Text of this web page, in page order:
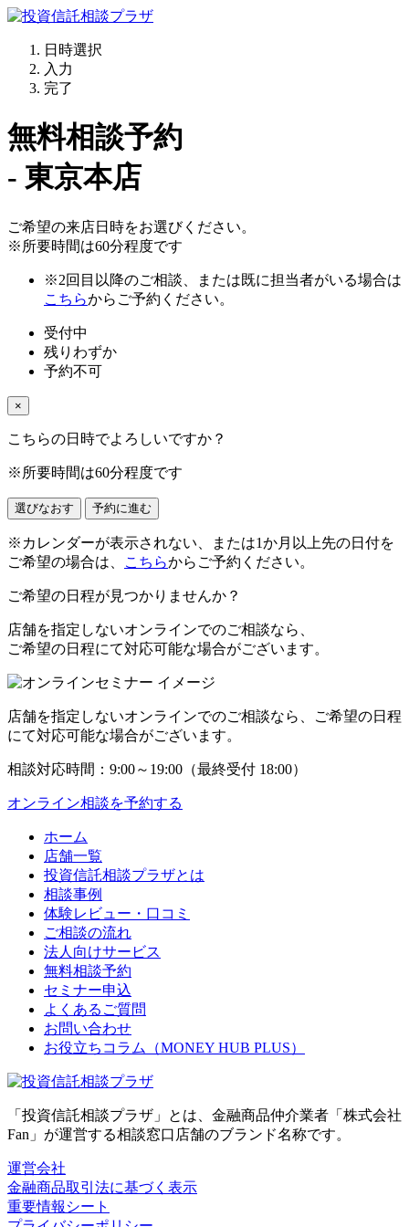
日時選択
入力
完了
無料相談予約
- 東京本店
ご希望の来店日時をお選びください。
※所要時間は60分程度です
※2回目以降のご相談、または既に担当者がいる場合は
こちらからご予約ください。
受付中
残りわずか
予約不可
×
こちらの日時でよろしいですか？
※所要時間は60分程度です
選びなおす 予約に進む
※カレンダーが表示されない、または1か月以上先の日付を
ご希望の場合は、
こちらからご予約ください。
ご希望の日程が見つかりませんか？
店舗を指定しないオンラインでのご相談なら、
ご希望の日程にて対応可能な場合がございます。
店舗を指定しないオンラインでのご相談なら、ご希望の日程
にて対応可能な場合がございます。
相談対応時間： 9:00～ 19:00 （最終受付 18:00）
オンライン相談を予約する
ホーム
店舗一覧
投資信託相談プラザとは
相談事例
体験レビュー・口コミ
ご相談の流れ
法人向けサービス
無料相談予約
セミナー申込
よくあるご質問
お問い合わせ
お役立ちコラム（MONEY HUB PLUS）
「投資信託相談プラザ」とは、金融商品仲介業者「株式会社
Fan」が運営する相談窓口店舗のブランド名称です。
運営会社
金融商品取引法に基づく表示
重要情報シート